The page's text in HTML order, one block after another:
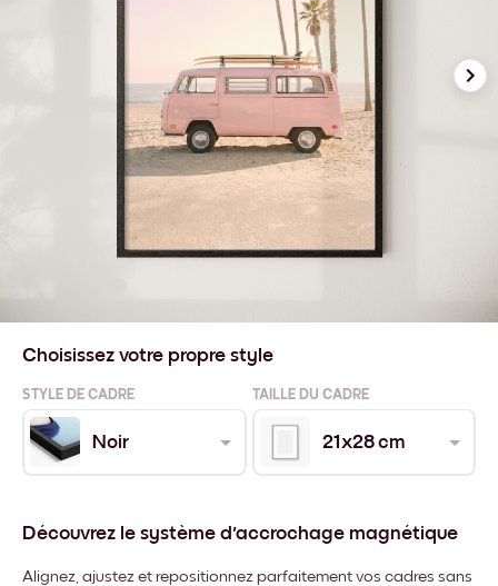
Choisissez votre propre style
STYLE DE CADRE TAILLE DU CADRE
Noir 21x28 cm
Découvrez le système d'accrochage magnétique
Alignez, ajustez et repositionnez parfaitement vos cadres sans